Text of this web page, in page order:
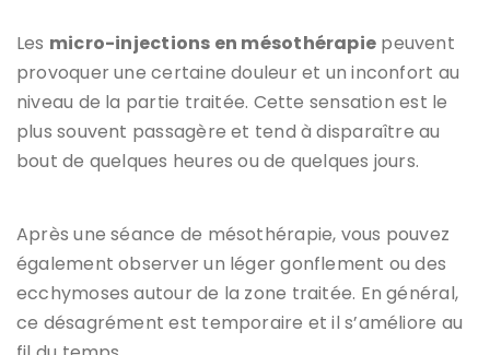
Les micro-injections en mésothérapie peuvent
provoquer une certaine douleur et un inconfort au
niveau de la partie traitée. Cette sensation est le
plus souvent passagère et tend à disparaître au
bout de quelques heures ou de quelques jours.
Après une séance de mésothérapie, vous pouvez
également observer un léger gonflement ou des
ecchymoses autour de la zone traitée. En général,
ce désagrément est temporaire et il s’améliore au